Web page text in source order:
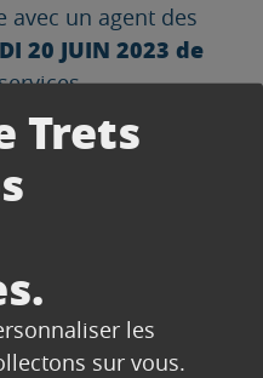
Trets
les
sur vous.
avec un agent des
20 JUIN 2023 de
04.42.61.23.48